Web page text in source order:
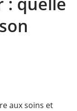
aux soins et